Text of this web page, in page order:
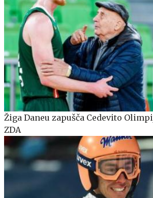
Žiga Daneu zapušča Cedevito
ZDA